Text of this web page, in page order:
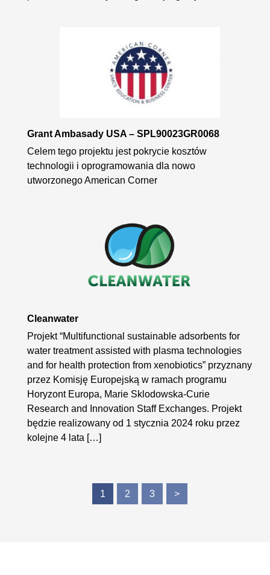
Grant Ambasady USA – SPL90023GR0068
Celem tego projektu jest pokrycie kosztów
technologii i oprogramowania dla nowo
utworzonego American Corner
Cleanwater
Projekt “Multifunctional sustainable adsorbents for
water treatment assisted with plasma technologies
and for health protection from xenobiotics” przyznany
przez Komisję Europejską w ramach programu
Horyzont Europa, Marie Sklodowska-Curie
Research and Innovation Staff Exchanges. Projekt
będzie realizowany od 1 stycznia 2024 roku przez
kolejne 4 lata […]
1 2 3 >